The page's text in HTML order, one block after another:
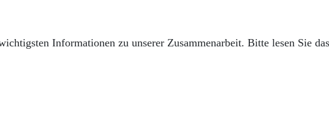
Informationen zu unserer Zusammenarbeit. Bitte lesen Sie